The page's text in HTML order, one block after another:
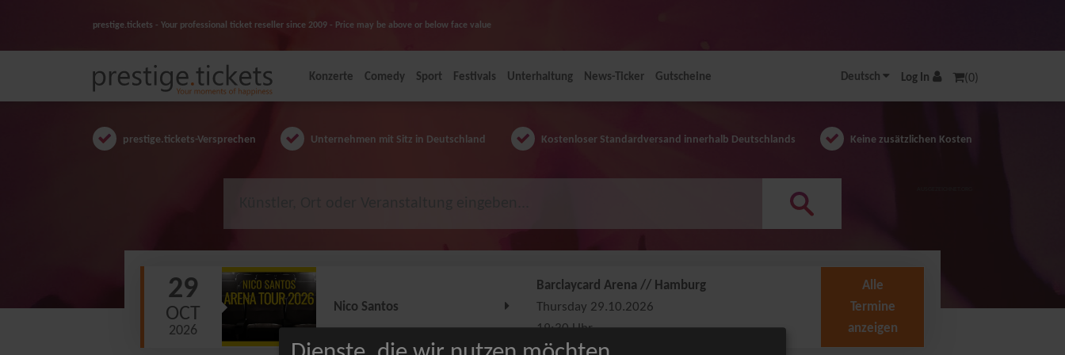
prestige.tickets - Your professional ticket reseller since 2009 - Price may be above or below face value
Deutsch Log In (0)
Konzerte Comedy Sport Festivals Unterhaltung News-Ticker Gutscheine
prestige.tickets-Versprechen Unternehmen mit Sitz in Deutschland Kostenloser Standardversand innerhalb Deutschlands Keine zusätzlichen Kosten
29
OCT
2026
Nico Santos
Barclaycard Arena // Hamburg
Thursday 29.10.2026
19:30 Uhr
Alle
Termine
anzeigen